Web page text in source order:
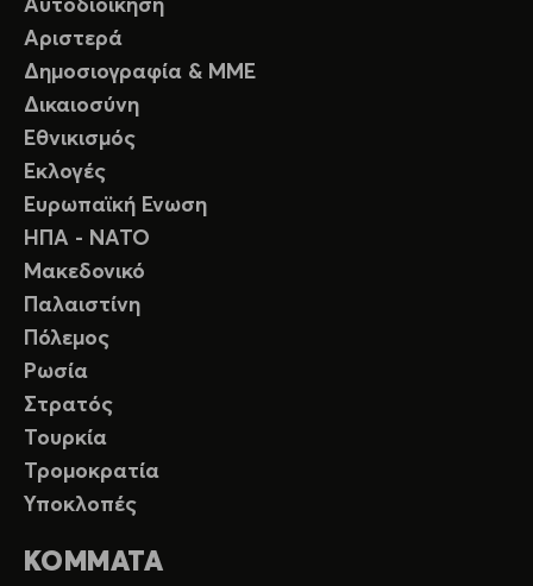
Αυτοδιοίκηση
Αριστερά
Δημοσιογραφία & ΜΜΕ
Δικαιοσύνη
Εθνικισμός
Εκλογές
Ευρωπαϊκή Ενωση
ΗΠΑ - ΝΑΤΟ
Μακεδονικό
Παλαιστίνη
Πόλεμος
Ρωσία
Στρατός
Τουρκία
Τρομοκρατία
Υποκλοπές
ΚΟΜΜΑΤΑ